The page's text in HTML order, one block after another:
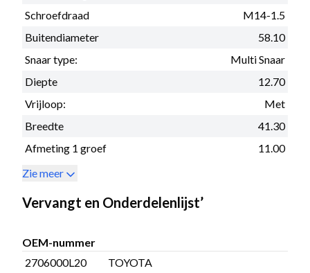
Schroefdraad
M14-1.5
Buitendiameter
58.10
Snaar type:
Multi Snaar
Diepte
12.70
Vrijloop:
Met
Breedte
41.30
Afmeting 1 groef
11.00
Zie meer
Vervangt en Onderdelenlijst’
OEM-nummer
2706000L20
TOYOTA